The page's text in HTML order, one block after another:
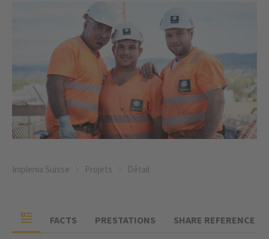
Implenia Suisse Projets Détail
FACTS PRESTATIONS SHARE REFERENCE